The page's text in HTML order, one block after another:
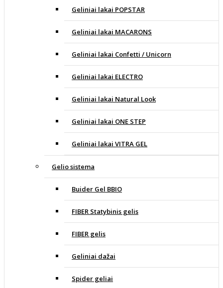
Geliniai lakai POPSTAR
Geliniai lakai MACARONS
Geliniai lakai Confetti / Unicorn
Geliniai lakai ELECTRO
Geliniai lakai Natural Look
Geliniai lakai ONE STEP
Geliniai lakai VITRA GEL
Gelio sistema
Buider Gel BBIO
FIBER Statybinis gelis
FIBER gelis
Geliniai dažai
Spider geliai